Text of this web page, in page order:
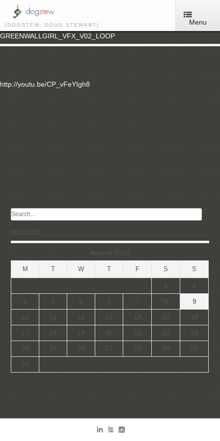
(DOGSTEW: DOUG STEWART)
Menu
GREENWALLGIRL_VFX_V02_LOOP
http://youtu.be/CP_vFeYIgh8
DOGTIME
August 2026
M T W T F S S
1
2
3
4 5 6 7 8
9
10
11 12 13 14 15
16
17
18 19 20 21 22
23
24
25 26 27 28 29
30
31